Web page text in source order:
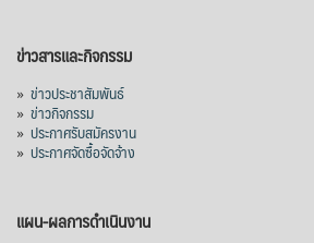
ส่งออกมันครึ่งปี 69 ปริมาณ 2.52 ล้านตัน
ลด 51.63% ยังดีที่ราคาขายดีกว่าปีก่อน
mgronline.com
View on Facebook
ข่าวสารและกิจกรรม
» ข่าวประชาสัมพันธ์
» ข่าวกิจกรรม
» ประกาศรับสมัครงาน
» ประกาศจัดซื้อจัดจ้าง
แผน-ผลการดำเนินงาน